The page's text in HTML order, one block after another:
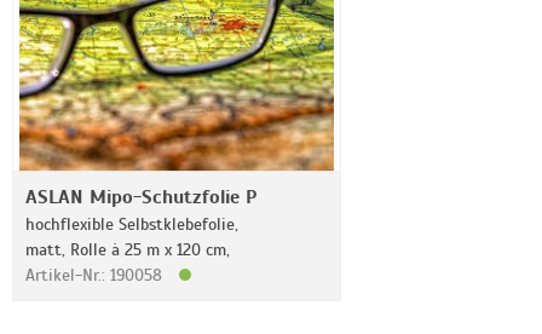
ASLAN Mipo-Schutzfolie P
hochflexible Selbstklebefolie,
matt, Rolle à 25 m x 120 cm,
Artikel-Nr.: 190058